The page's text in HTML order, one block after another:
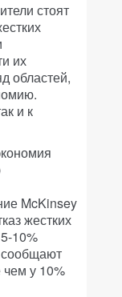
стоят
их
областей,
и к
McKinsey
жестких
10%
сообщают
чем у 10%